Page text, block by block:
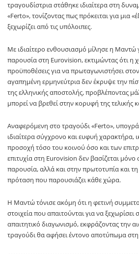
τραγουδίστρια στάθηκε ιδιαίτερα στη
«Ferto», τονίζοντας πως πρόκειται για μια
ξεχωρίζει από τις υπόλοιπες.
Με ιδιαίτερο ενθουσιασμό μίλησε η Μαντώ
παρουσία στη Eurovision, εκτιμώντας ότι η
προϋποθέσεις για να πρωταγωνιστήσει
αγαπημένη ερμηνεύτρια δεν έκρυψε την
της ελληνικής αποστολής, προβλέποντας
μπορεί να βρεθεί στην κορυφή της τελικής
Αναφερόμενη στο τραγούδι «Ferto»,
ιδιαίτερα σύγχρονο και ευφυή χαρακτήρα,
προσοχή τόσο του κοινού όσο και των
επιτυχία στη Eurovision δεν βασίζεται
παρουσία, αλλά και στην πρωτοτυπία και
πρόταση που παρουσιάζει κάθε χώρα.
Η Μαντώ τόνισε ακόμη ότι η φετινή
στοιχεία που απαιτούνται για να ξεχωρίσει
απαιτητικό διαγωνισμό, εκφράζοντας την
τραγούδι θα αφήσει έντονο αποτύπωμα